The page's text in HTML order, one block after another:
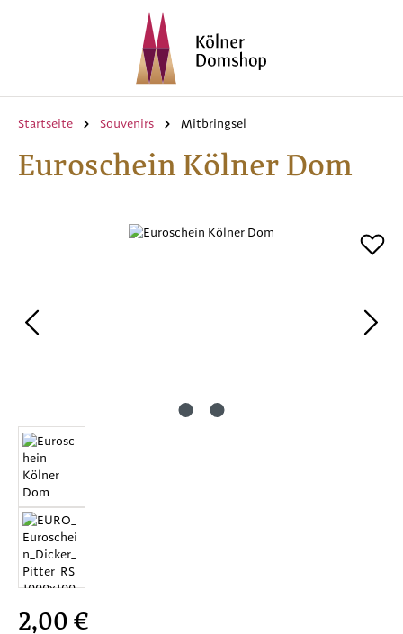
Zum Hauptinhalt springen
Startseite Souvenirs Mitbringsel
Euroschein Kölner Dom
Bildergalerie überspringen
Regulärer Preis:
2,00 €